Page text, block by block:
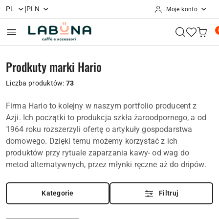
Przejdź do treści głównej
Przejdź do wyszukiwarki
Przejdź do moje konto
Przejdź do menu głównego
Przejdź do stopki
PL |PLN Moje konto
Prodkuty marki Hario
Liczba produktów:73
Firma Hario to kolejny w naszym portfolio producent z
Azji. Ich początki to produkcja szkła żaroodpornego, a od
1964 roku rozszerzyli ofertę o artykuły gospodarstwa
domowego. Dzięki temu możemy korzystać z ich
produktów przy rytuale zaparzania kawy- od wag do
metod alternatywnych, przez młynki ręczne aż do dripów.
Kategorie Filtruj